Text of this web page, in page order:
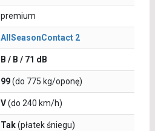
premium
AllSeasonContact 2
B / B / 71 dB
99(do 775 kg/oponę)
V(do 240 km/h)
Tak(płatek śniegu)